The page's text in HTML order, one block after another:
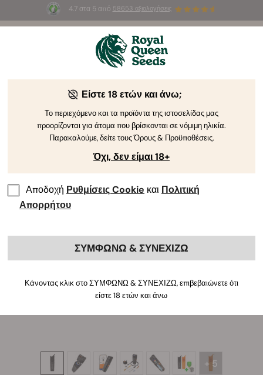
4.7 στα 5 από 58653 αξιολογήσεις
Summer Sales : Έως και -50%
προϊόντα! ⏤
+ 5
Είστε 18 ετών και άνω;
Το περιεχόμενο και τα προϊόντα της ιστοσελίδας μας
προορίζονται για άτομα που βρίσκονται σε νόμιμη ηλικία.
Παρακαλούμε, δείτε τους Όρους & Προϋποθέσεις.
Όχι, δεν είμαι 18+
Αποδοχή Ρυθμίσεις Cookie και Πολιτική
Απορρήτου
ΣΥΜΦΩΝΩ & ΣΥΝΕΧΙΖΩ
Κάνοντας κλικ στο ΣΥΜΦΩΝΩ & ΣΥΝΕΧΙΖΩ, επιβεβαιώνετε ότι
είστε 18 ετών και άνω